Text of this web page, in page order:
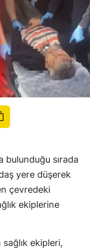
bulunduğu sırada
yere düşerek
çevredeki
ekiplerine
ekipleri,